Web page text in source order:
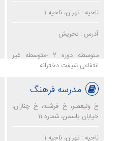
ناحیه : تهران، ناحیه 1
آدرس : تجریش
متوسطه دوره 2 -متوسطه غیر
انتفاعی شیفت دخترانه
مدرسه فرهنگ
خ ولیعصر، خ فرشته، خ چناران،
خیابان یاسمن، شماره 11
ناحیه : تهران، ناحیه 1